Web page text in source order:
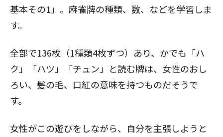
基本その1」。麻雀牌の種類、数、などを学習しま
す。
全部で136枚（1種類4枚ずつ）あり、かでも「ハ
ク」「ハツ」「チュン」と読む牌は、女性のおし
ろい、髪の毛、口紅の意味を持つものだそうで
す。
女性がこの遊びをしながら、自分を主張しようと